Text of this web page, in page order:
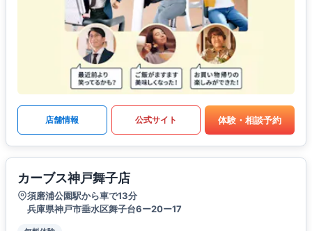
店舗情報 公式サイト 体験・相談予約
カーブス神戸舞子店
須磨浦公園駅から車で13分
兵庫県神戸市垂水区舞子台6ー20ー17